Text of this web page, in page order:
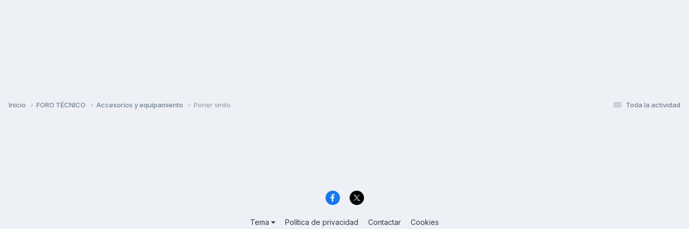
Toda la actividad
Inicio FORO TÉCNICO Accesorios y equipamiento Poner vinilo
Tema Política de privacidad Contactar Cookies